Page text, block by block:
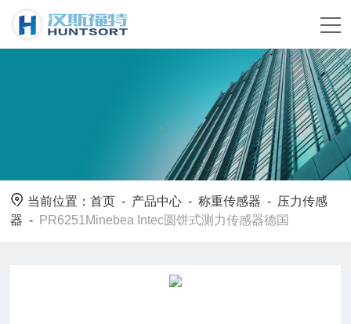
当前位置：首页 - 产品中心 -称重传感器 - 压力传感
器 - PR6251Minebea Intec圆饼式测力传感器德国